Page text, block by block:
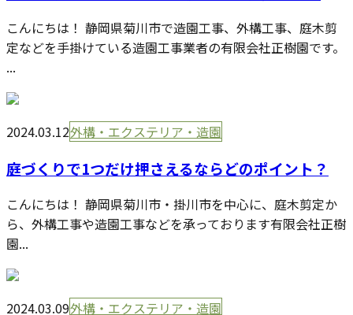
こんにちは！ 静岡県菊川市で造園工事、外構工事、庭木剪
定などを手掛けている造園工事業者の有限会社正樹園です。
...
2024.03.12外構・エクステリア・造園
庭づくりで1つだけ押さえるならどのポイント？
こんにちは！ 静岡県菊川市・掛川市を中心に、庭木剪定か
ら、外構工事や造園工事などを承っております有限会社正樹
園...
2024.03.09外構・エクステリア・造園